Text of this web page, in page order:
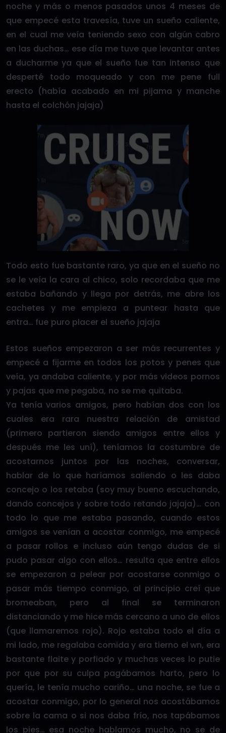
noche y más o menos pasados unos 4 meses de
que empecé esta travesía, tuve un sueño caliente,
en el cual me veía teniendo sexo con algún cabro
en las duchas… ese día me tuve que levantar antes
a ducharme ya que el sueño fue tan intenso que
desperté todo moqueado y con me pene full
erecto (había acabado en mi pijama y manche
hasta el colchón jajaja)
Todo esto fue bastante raro, ya que en el sueño no
se le veía la cara al chico, solo recordaba que me
estaba bañando y llega por detrás, me abre los
cachetes y me empieza a puntear hasta que
entra… fue puro placer el sueño jajaja
Estos sueños empezaron a ser más recurrentes y
empecé a fijarme en todos los potos y penes que
veía, ya andaba caliente, y por más videos pornos
y pajas que me pegaba, no se me quitaba.
Ya tenía varios amigos, pero habían dos con los
cuales era rara nuestra relación de amistad
(primero partieron siendo amigos entre ellos y
después me les uní), teníamos la costumbre de
acostarnos juntos por las noches, conversar,
hablar de lo que haríamos saliendo o les daba
concejo o los retaba (soy muy bueno escuchando,
dando concejos y sobre todo retando jajaja)… con
todo lo que me estaba pasando, cuando estos
amigos se venían a acostar conmigo, me empecé
a pasar rollos e incluso aún tengo dudas de si
pudo pasar algo con ellos… resulta que entre ellos
se empezaron a pelear por acostarse conmigo o
pasar más tiempo conmigo, al principio creí que
bromeaban, pero al final se terminaron
distanciando y me hice más cercano a uno de ellos
(que llamaremos rojo). Rojo estaba todo el día a
mi lado, me regalaba comida y era tierno el wn, era
bastante flaite y porfiado y muchas veces lo putie
por que por su culpa pagábamos harto, pero lo
quería, le tenía mucho cariño… una noche, se fue a
acostar conmigo, por lo general nos acostábamos
sobre la cama o si nos daba frío, nos tapábamos
los pies… esa noche hablamos mucho, no se de